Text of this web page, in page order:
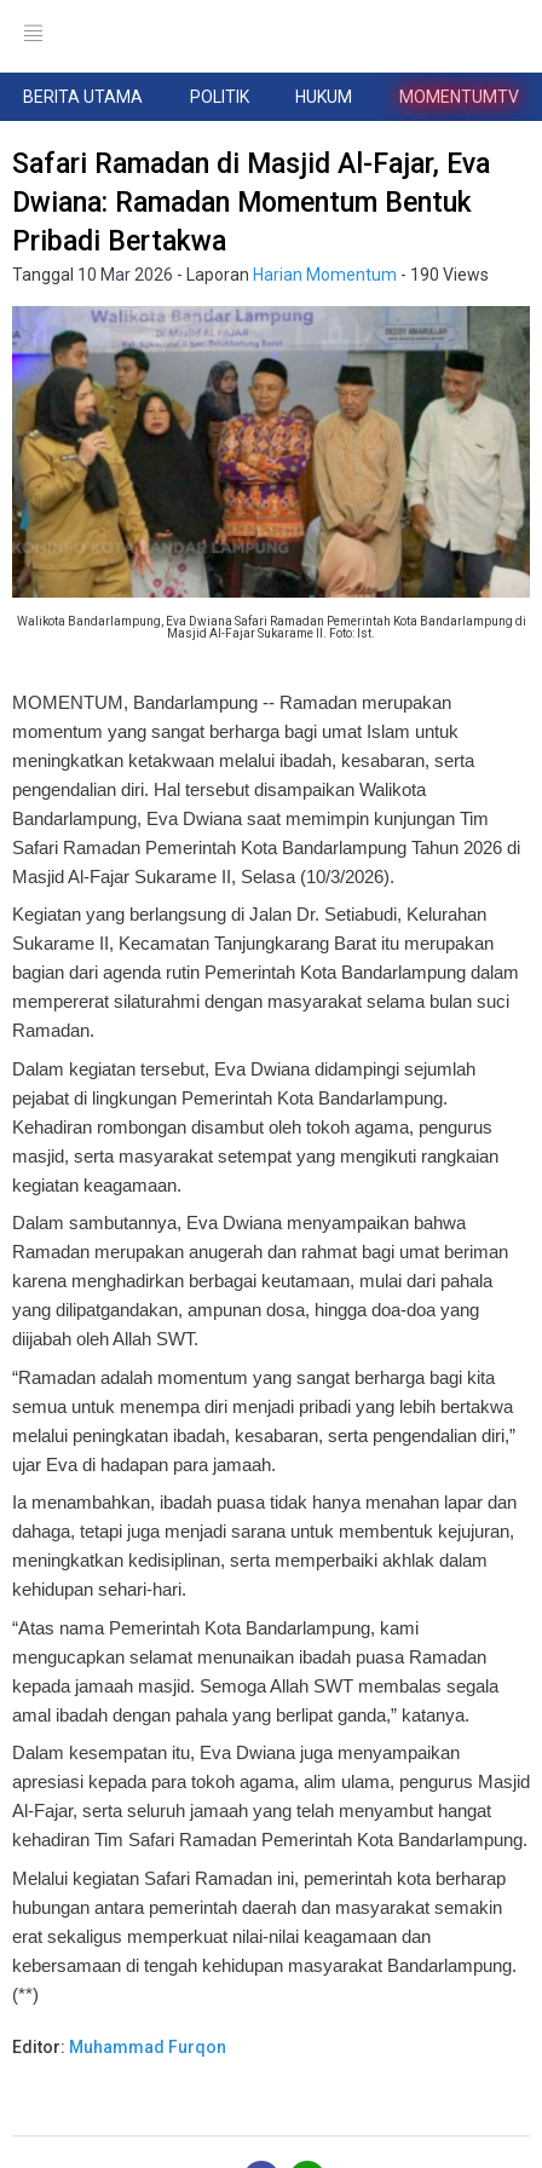
BERITA UTAMA POLITIK HUKUM MOMENTUMTV
Safari Ramadan di Masjid Al-Fajar, Eva
Dwiana: Ramadan Momentum Bentuk
Pribadi Bertakwa
Tanggal 10 Mar 2026 - Laporan Harian Momentum - 190 Views
Walikota Bandarlampung, Eva Dwiana Safari Ramadan Pemerintah Kota Bandarlampung di
Masjid Al-Fajar Sukarame II. Foto: Ist.
MOMENTUM, Bandarlampung -- Ramadan merupakan
momentum yang sangat berharga bagi umat Islam untuk
meningkatkan ketakwaan melalui ibadah, kesabaran, serta
pengendalian diri. Hal tersebut disampaikan Walikota
Bandarlampung, Eva Dwiana saat memimpin kunjungan Tim
Safari Ramadan Pemerintah Kota Bandarlampung Tahun 2026 di
Masjid Al-Fajar Sukarame II, Selasa (10/3/2026).
Kegiatan yang berlangsung di Jalan Dr. Setiabudi, Kelurahan
Sukarame II, Kecamatan Tanjungkarang Barat itu merupakan
bagian dari agenda rutin Pemerintah Kota Bandarlampung dalam
mempererat silaturahmi dengan masyarakat selama bulan suci
Ramadan.
Dalam kegiatan tersebut, Eva Dwiana didampingi sejumlah
pejabat di lingkungan Pemerintah Kota Bandarlampung.
Kehadiran rombongan disambut oleh tokoh agama, pengurus
masjid, serta masyarakat setempat yang mengikuti rangkaian
kegiatan keagamaan.
Dalam sambutannya, Eva Dwiana menyampaikan bahwa
Ramadan merupakan anugerah dan rahmat bagi umat beriman
karena menghadirkan berbagai keutamaan, mulai dari pahala
yang dilipatgandakan, ampunan dosa, hingga doa-doa yang
diijabah oleh Allah SWT.
“Ramadan adalah momentum yang sangat berharga bagi kita
semua untuk menempa diri menjadi pribadi yang lebih bertakwa
melalui peningkatan ibadah, kesabaran, serta pengendalian diri,”
ujar Eva di hadapan para jamaah.
Ia menambahkan, ibadah puasa tidak hanya menahan lapar dan
dahaga, tetapi juga menjadi sarana untuk membentuk kejujuran,
meningkatkan kedisiplinan, serta memperbaiki akhlak dalam
kehidupan sehari-hari.
“Atas nama Pemerintah Kota Bandarlampung, kami
mengucapkan selamat menunaikan ibadah puasa Ramadan
kepada jamaah masjid. Semoga Allah SWT membalas segala
amal ibadah dengan pahala yang berlipat ganda,” katanya.
Dalam kesempatan itu, Eva Dwiana juga menyampaikan
apresiasi kepada para tokoh agama, alim ulama, pengurus Masjid
Al-Fajar, serta seluruh jamaah yang telah menyambut hangat
kehadiran Tim Safari Ramadan Pemerintah Kota Bandarlampung.
Melalui kegiatan Safari Ramadan ini, pemerintah kota berharap
hubungan antara pemerintah daerah dan masyarakat semakin
erat sekaligus memperkuat nilai-nilai keagamaan dan
kebersamaan di tengah kehidupan masyarakat Bandarlampung.
(**)
Editor: Muhammad Furqon
B